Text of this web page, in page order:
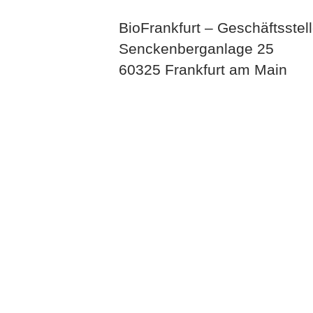
BioFrankfurt –
Senckenberganlage 25
60325 Frankfurt am Main